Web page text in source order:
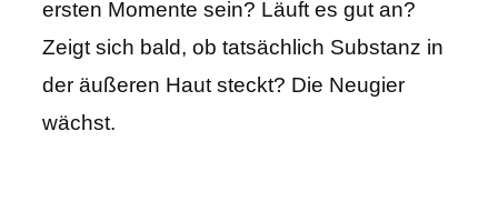
ersten Momente sein? Läuft es gut an?
Zeigt sich bald, ob tatsächlich Substanz in
der äußeren Haut steckt? Die Neugier
wächst.